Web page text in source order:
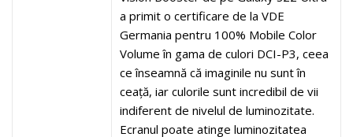
a primit o certificare de la VDE
Germania pentru 100% Mobile Color
Volume în gama de culori DCI-P3, ceea
ce înseamnă că imaginile nu sunt în
ceață, iar culorile sunt incredibil de vii
indiferent de nivelul de luminozitate.
Ecranul poate atinge luminozitatea